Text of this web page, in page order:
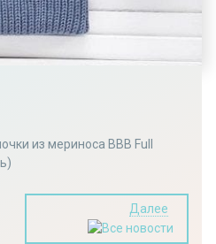
из мериноса BBB Full
Далее